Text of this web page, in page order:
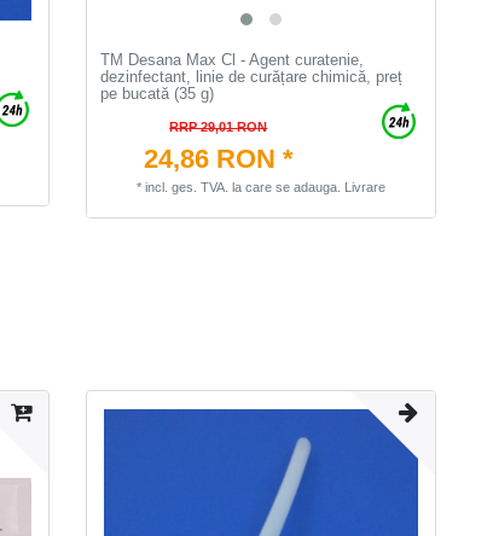
TM Desana Max Cl - Agent curatenie,
dezinfectant, linie de curățare chimică, preț
pe bucată (35 g)
RRP 29,01 RON
24,86 RON *
* incl. ges. TVA. la care se adauga. Livrare